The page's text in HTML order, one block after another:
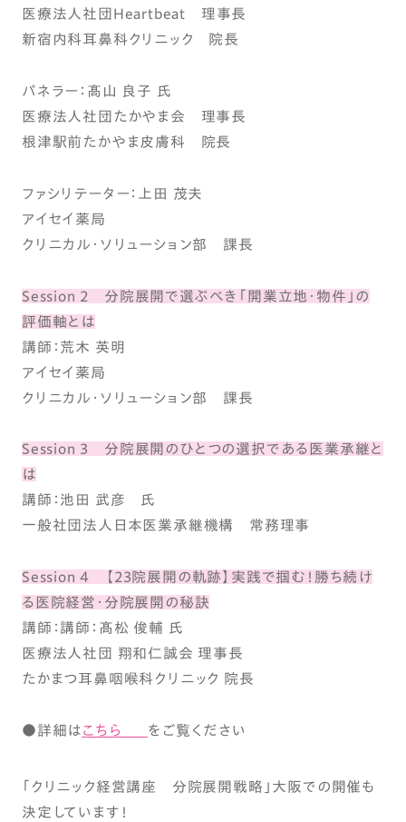
医療法人社団Heartbeat 理事長
新宿内科耳鼻科クリニック 院長
パネラー：髙山 良子 氏
医療法人社団たかやま会 理事長
根津駅前たかやま皮膚科 院長
ファシリテーター：上田 茂夫
アイセイ薬局
クリニカル・ソリューション部 課長
Session 2 分院展開で選ぶべき「開業立地・物件」の
評価軸とは
講師：荒木 英明
アイセイ薬局
クリニカル・ソリューション部 課長
Session 3 分院展開のひとつの選択である医業承継と
は
講師：池田 武彦 氏
一般社団法人日本医業承継機構 常務理事
Session 4 【23院展開の軌跡】実践で掴む！勝ち続け
る医院経営・分院展開の秘訣
講師：講師：髙松 俊輔 氏
医療法人社団 翔和仁誠会 理事長
たかまつ耳鼻咽喉科クリニック 院長
●詳細はこちら をご覧ください
「クリニック経営講座 分院展開戦略」大阪での開催も
決定しています！